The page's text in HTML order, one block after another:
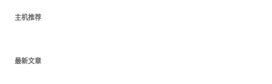
主机推荐
最新文章